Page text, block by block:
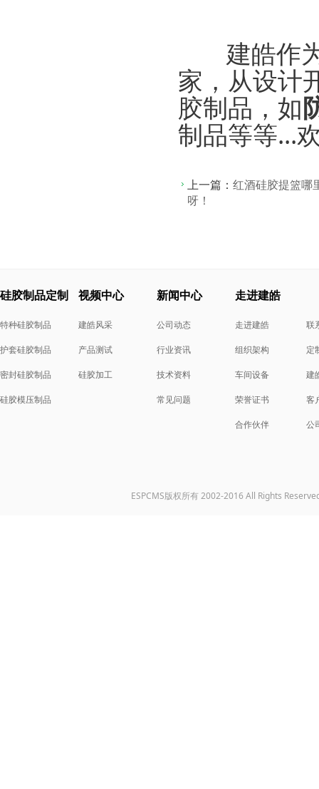
建皓作
家，从设计
胶制品，如
制品等等...
上一篇： 红酒硅胶提篮哪
呀！
硅胶制品定制
特种硅胶制品
护套硅胶制品
密封硅胶制品
硅胶模压制品
视频中心
建皓风采
产品测试
硅胶加工
新闻中心
公司动态
行业资讯
技术资料
常见问题
走进建皓
走进建皓 联
组织架构 定
车间设备 建
荣誉证书 客
合作伙伴 公
ESPCMS版权所有 2002-2016 All Rights